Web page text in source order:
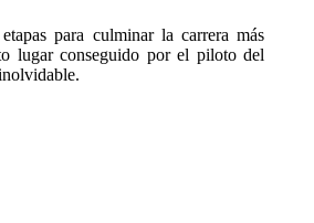
para culminar la carrera más
lugar conseguido por el piloto del